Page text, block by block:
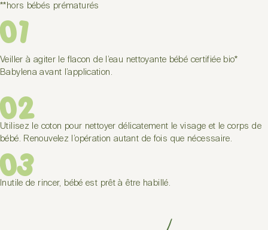
**hors bébés prématurés
01
Veiller à agiter le flacon de l’eau nettoyante bébé certifiée bio*
Babylena avant l’application.
02
Utilisez le coton pour nettoyer délicatement le visage et le corps de
bébé. Renouvelez l’opération autant de fois que nécessaire.
03
Inutile de rincer, bébé est prêt à être habillé.